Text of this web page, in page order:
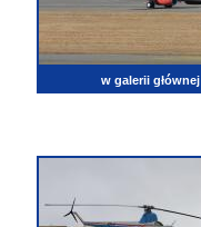
w galerii głównej